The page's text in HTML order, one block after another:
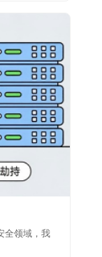
全领域，我